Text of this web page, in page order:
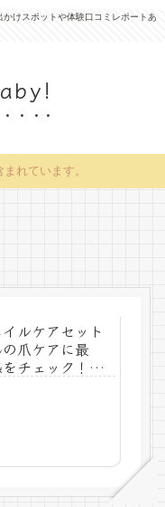
けスポットや体験口コミレポートあ
れています。
ルケアセット
爪ケアに最
チェック！